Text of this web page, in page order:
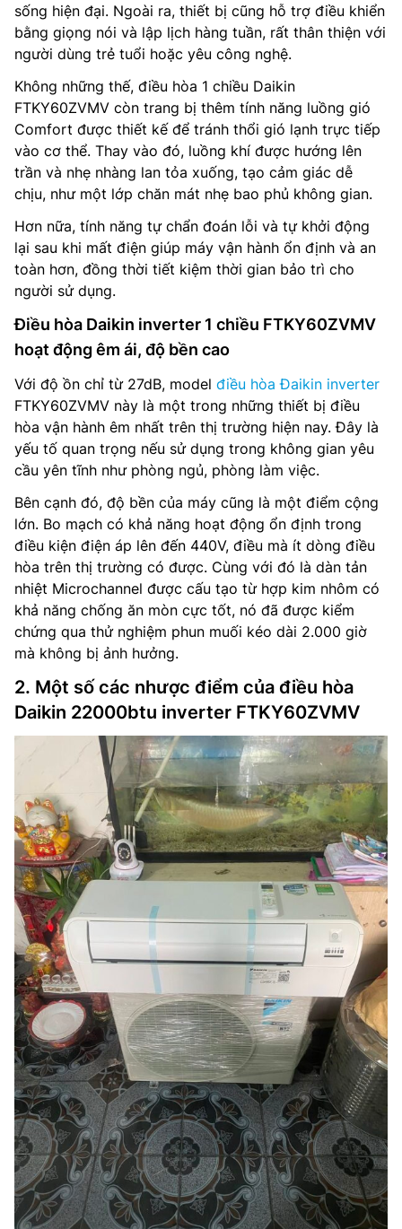
sống hiện đại. Ngoài ra, thiết bị cũng hỗ trợ điều khiển
bằng giọng nói và lập lịch hàng tuần, rất thân thiện với
người dùng trẻ tuổi hoặc yêu công nghệ.
Không những thế, điều hòa 1 chiều Daikin
FTKY60ZVMV còn trang bị thêm tính năng luồng gió
Comfort được thiết kế để tránh thổi gió lạnh trực tiếp
vào cơ thể. Thay vào đó, luồng khí được hướng lên
trần và nhẹ nhàng lan tỏa xuống, tạo cảm giác dễ
chịu, như một lớp chăn mát nhẹ bao phủ không gian.
Hơn nữa, tính năng tự chẩn đoán lỗi và tự khởi động
lại sau khi mất điện giúp máy vận hành ổn định và an
toàn hơn, đồng thời tiết kiệm thời gian bảo trì cho
người sử dụng.
Điều hòa Daikin inverter 1 chiều FTKY60ZVMV
hoạt động êm ái, độ bền cao
Với độ ồn chỉ từ 27dB, model điều hòa Đaikin inverter
FTKY60ZVMV này là một trong những thiết bị điều
hòa vận hành êm nhất trên thị trường hiện nay. Đây là
yếu tố quan trọng nếu sử dụng trong không gian yêu
cầu yên tĩnh như phòng ngủ, phòng làm việc.
Bên cạnh đó, độ bền của máy cũng là một điểm cộng
lớn. Bo mạch có khả năng hoạt động ổn định trong
điều kiện điện áp lên đến 440V, điều mà ít dòng điều
hòa trên thị trường có được. Cùng với đó là dàn tản
nhiệt Microchannel được cấu tạo từ hợp kim nhôm có
khả năng chống ăn mòn cực tốt, nó đã được kiểm
chứng qua thử nghiệm phun muối kéo dài 2.000 giờ
mà không bị ảnh hưởng.
2. Một số các nhược điểm của điều hòa
Daikin 22000btu inverter FTKY60ZVMV